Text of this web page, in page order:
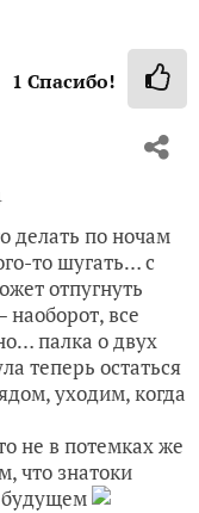
1 Спасибо!
делать по ночам
то шугать… с
отпугнуть
наоборот, все
палка о двух
теперь остаться
уходим, когда
не в потемках же
что знатоки
будущем